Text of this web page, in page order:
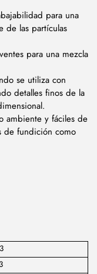
para una
de las partículas
para una mezcla
se utiliza con
detalles finos de la
ambiente y fáciles de
de fundición como